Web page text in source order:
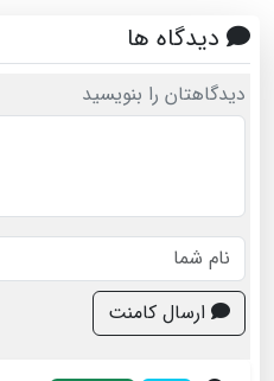
دیدگاه ها
دیدگاهتان را بنویسید
ارسال کامنت